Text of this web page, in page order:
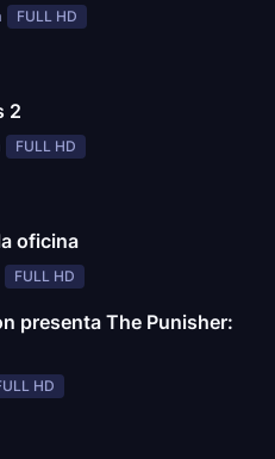
FULL HD
2
FULL HD
oficina
FULL HD
presenta The Punisher:
HD